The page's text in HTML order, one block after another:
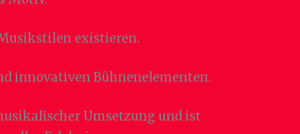
existieren.
innovativen Bühnenelementen.
Umsetzung und ist